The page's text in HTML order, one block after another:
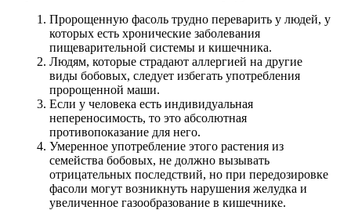
Пророщенную фасоль трудно переварить у людей, у
которых есть хронические заболевания
пищеварительной системы и кишечника.
Людям, которые страдают аллергией на другие
виды бобовых, следует избегать употребления
пророщенной маши.
Если у человека есть индивидуальная
непереносимость, то это абсолютная
противопоказание для него.
Умеренное употребление этого растения из
семейства бобовых, не должно вызывать
отрицательных последствий, но при передозировке
фасоли могут возникнуть нарушения желудка и
увеличенное газообразование в кишечнике.